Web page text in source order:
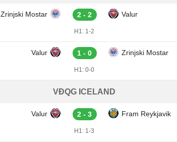
Zrinjski Mostar 2 - 2 Valur
H1: 1-2
Valur 1 - 0 Zrinjski Mostar
H1: 0-0
VĐQG ICELAND
Valur 2 - 3 Fram Reykjavik
H1: 1-3